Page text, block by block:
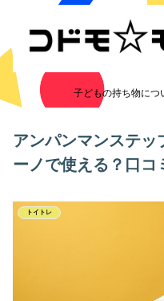
子どもの持ち物につ
アンパンマンステッ
ーノで使える？口コ
トイトレ